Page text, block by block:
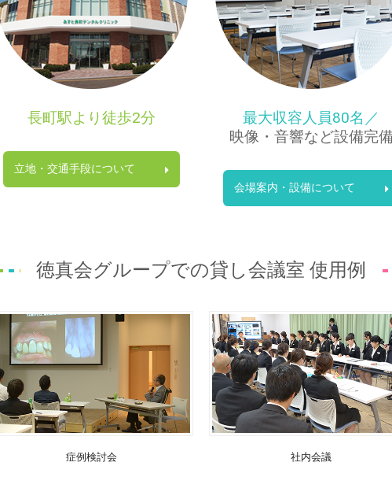
長町駅より徒歩2分
立地・交通手段について
最大収容人員80名／
映像・音響など設備完
会場案内・設備について
徳真会グループでの貸し会議室 使用例
症例検討会 社内会議